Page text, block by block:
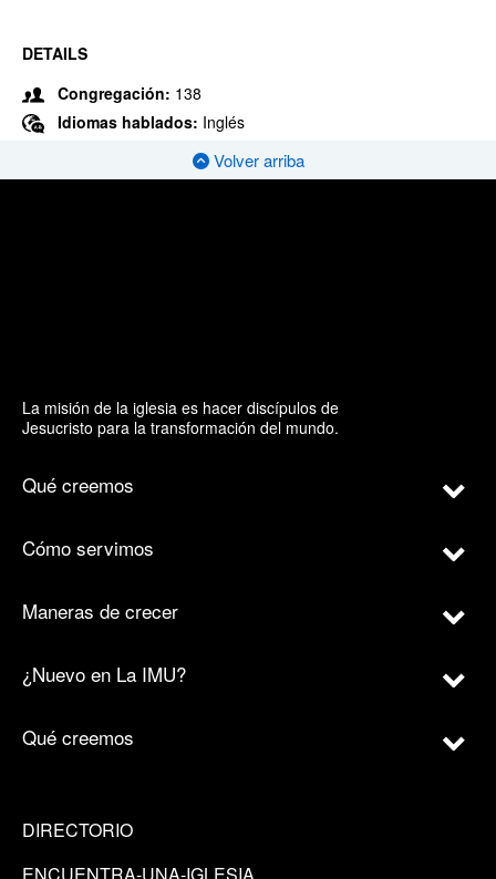
DETAILS
Congregación: 138
Idiomas hablados: Inglés
Volver arriba
La misión de la iglesia es hacer discípulos de
Jesucristo para la transformación del mundo.
Qué creemos
Cómo servimos
Maneras de crecer
¿Nuevo en La IMU?
Qué creemos
DIRECTORIO
ENCUENTRA-UNA-IGLESIA